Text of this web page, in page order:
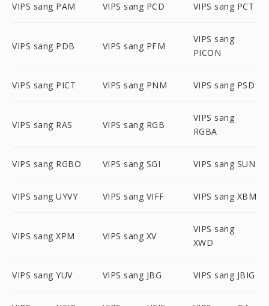
VIPS sang PAM VIPS sang PCD VIPS sang PCT
VIPS sang PDB VIPS sang PFM
VIPS sang
PICON
VIPS sang PICT VIPS sang PNM VIPS sang PSD
VIPS sang RAS VIPS sang RGB
VIPS sang
RGBA
VIPS sang RGBO VIPS sang SGI VIPS sang SUN
VIPS sang UYVY VIPS sang VIFF VIPS sang XBM
VIPS sang XPM VIPS sang XV
VIPS sang
XWD
VIPS sang YUV VIPS sang JBG VIPS sang JBIG